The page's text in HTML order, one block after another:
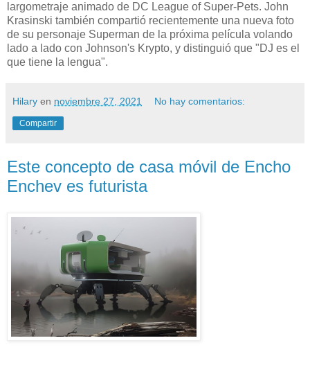
largometraje animado de DC League of Super-Pets. John
Krasinski también compartió recientemente una nueva foto
de su personaje Superman de la próxima película volando
lado a lado con Johnson's Krypto, y distinguió que "DJ es el
que tiene la lengua".
Hilary en noviembre 27, 2021 No hay comentarios:
Compartir
Este concepto de casa móvil de Encho
Enchev es futurista